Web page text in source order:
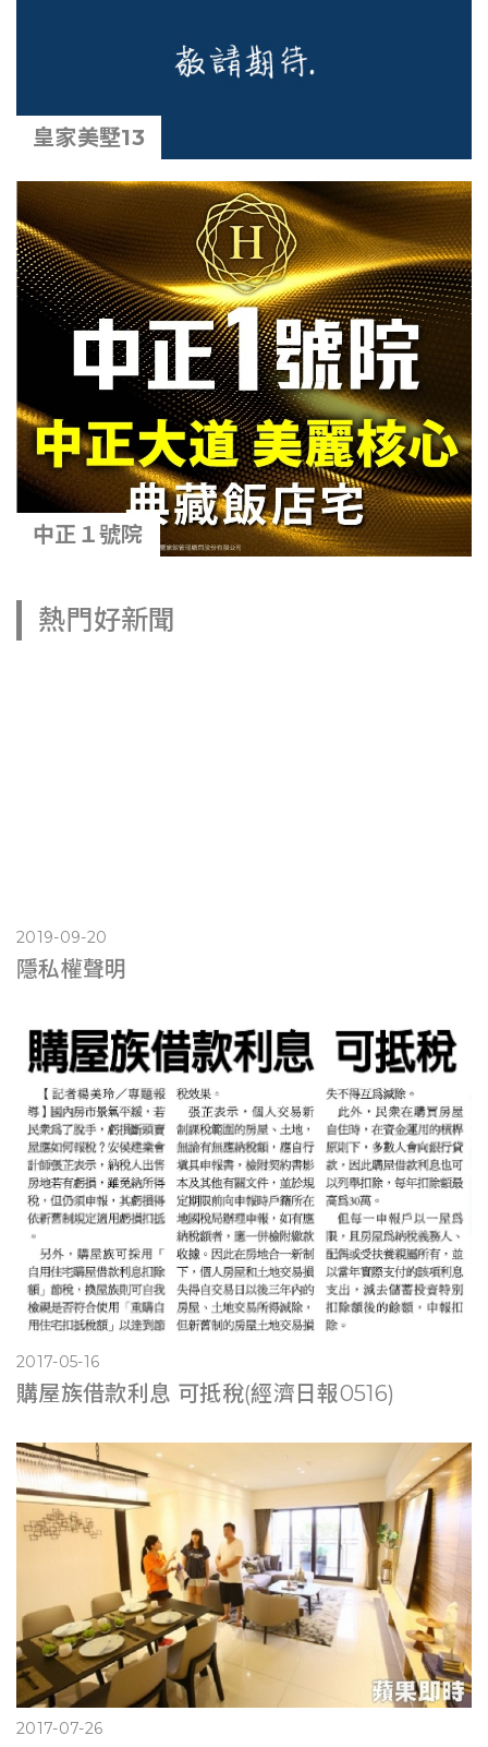
皇家美墅13
中正１號院
熱門好新聞
2019-09-20
隱私權聲明
2017-05-16
購屋族借款利息 可抵稅(經濟日報0516)
2017-07-26